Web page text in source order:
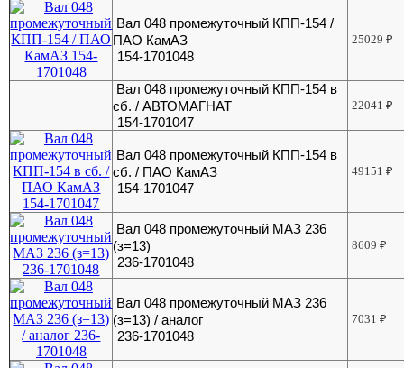
Вал 048 промежуточный КПП-154 /
ПАО КамАЗ
154-1701048
25029₽
Вал 048 промежуточный КПП-154 в
сб. / АВТОМАГНАТ
154-1701047
22041₽
Вал 048 промежуточный КПП-154 в
сб. / ПАО КамАЗ
154-1701047
49151₽
Вал 048 промежуточный МАЗ 236
(з=13)
236-1701048
8609₽
Вал 048 промежуточный МАЗ 236
(з=13) / аналог
236-1701048
7031₽